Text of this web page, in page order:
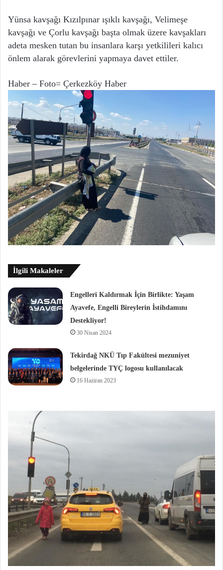
Yünsa kavşağı Kızılpınar ışıklı kavşağı, Velimeşe
kavşağı ve Çorlu kavşağı başta olmak üzere kavşakları
adeta mesken tutan bu insanlara karşı yetkilileri kalıcı
önlem alarak görevlerini yapmaya davet ettiler.
Haber – Foto= Çerkezköy Haber
İlgili Makaleler
Engelleri Kaldırmak İçin Birlikte: Yaşam
Ayavefe, Engelli Bireylerin İstihdamını
Destekliyor!
30 Nisan 2024
Tekirdağ NKÜ Tıp Fakültesi mezuniyet
belgelerinde TYÇ logosu kullanılacak
16 Haziran 2023